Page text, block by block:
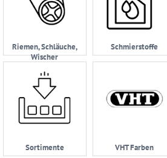
Riemen, Schläuche,
Wischer
Schmierstoffe
Sortimente VHT Farben